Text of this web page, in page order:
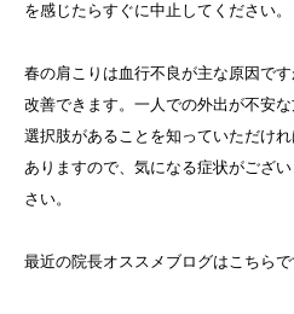
を感じたらすぐに中止してください。
春の肩こりは血行不良が主な原因で
改善できます。一人での外出が不安
選択肢があることを知っていただけ
ありますので、気になる症状がござ
さい。
最近の院長オススメブログはこちら